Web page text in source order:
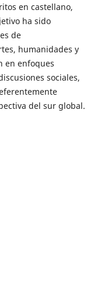
en castellano,
ha sido
de
humanidades y
en enfoques
sociales,
del sur global.